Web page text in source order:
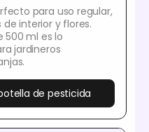
para uso regular,
interior y flores.
500 ml es lo
jardineros
de pesticida